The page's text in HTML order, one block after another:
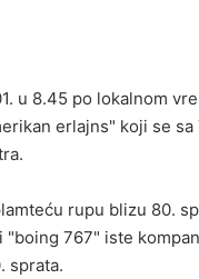
u 8.45 po lokalnom
erlajns" koji se
rupu blizu 80.
767" iste
sprata.